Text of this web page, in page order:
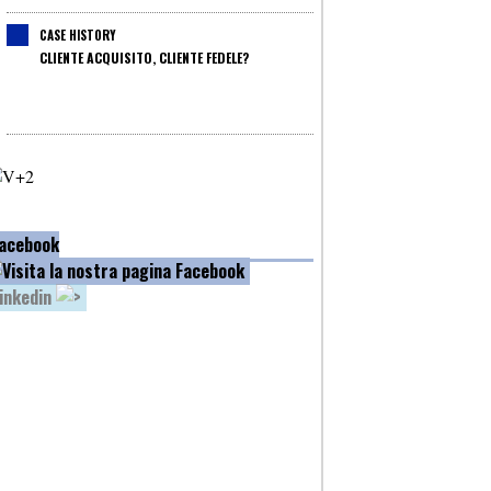
CASE HISTORY
CLIENTE ACQUISITO, CLIENTE FEDELE?